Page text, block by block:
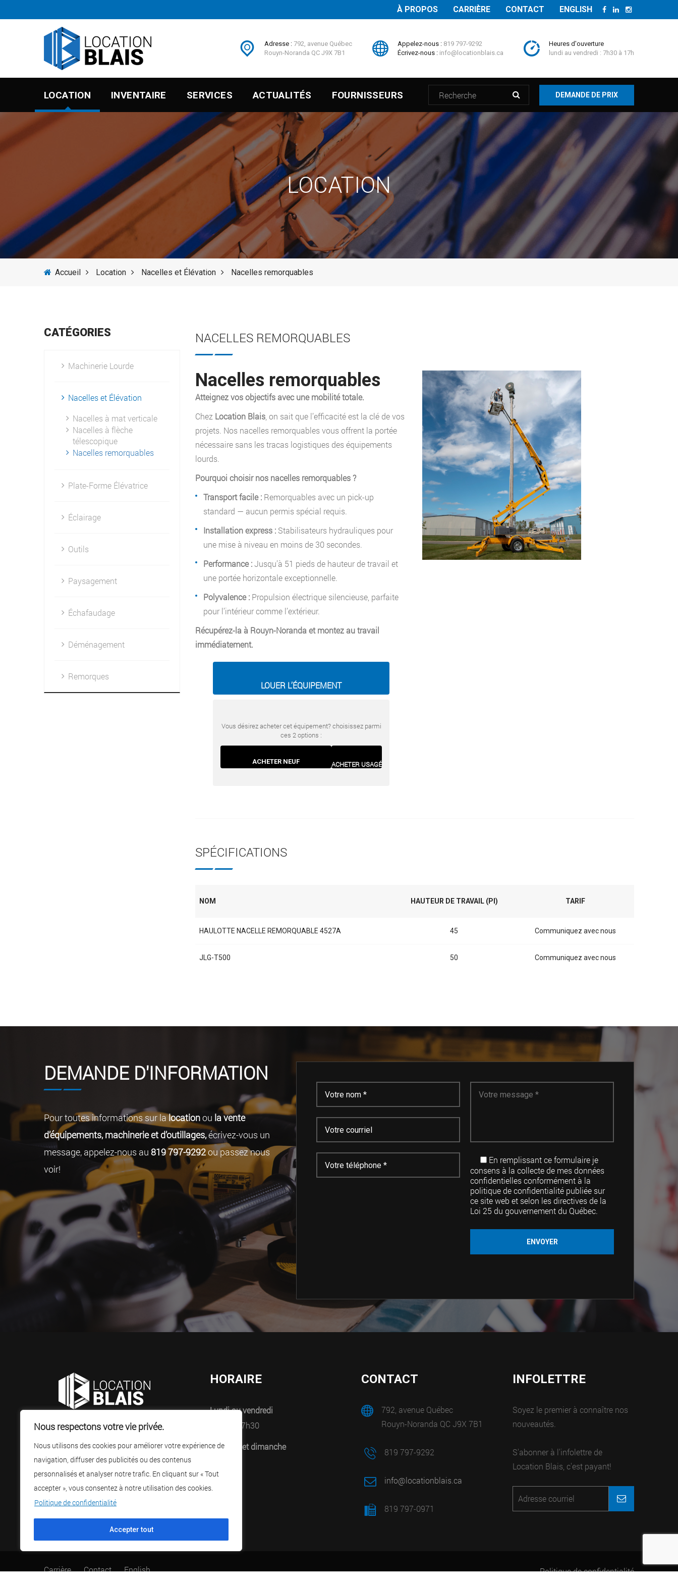
Nous respectons votre vie privée.
Nous utilisons des cookies pour améliorer votre expérience de
navigation, diffuser des publicités ou des contenus
personnalisés et analyser notre trafic. En cliquant sur « Tout
accepter », vous consentez à notre utilisation des cookies.
Politique de confidentialité
Accepter tout
À PROPOS CARRIÈRE CONTACT ENGLISH
Adresse : 792, avenue Québec
Rouyn-Noranda QC J9X 7B1
Appelez-nous : 819 797-9292
Écrivez-nous : info@locationblais.ca
Heures d'ouverture
lundi au vendredi : 7h30 à 17h
LOCATION INVENTAIRE SERVICES ACTUALITÉS FOURNISSEURS DEMANDE DE PRIX
LOCATION
Accueil Location Nacelles et Élévation Nacelles remorquables
CATÉGORIES
Machinerie Lourde
Nacelles et Élévation
Nacelles à mat verticale
Nacelles à flèche
télescopique
Nacelles remorquables
Plate-Forme Élévatrice
Éclairage
Outils
Paysagement
Échafaudage
Déménagement
Remorques
NACELLES REMORQUABLES
Nacelles remorquables
Atteignez vos objectifs avec une mobilité totale.
Chez Location Blais , on sait que l’efficacité est la clé de vos
projets. Nos nacelles remorquables vous offrent la portée
nécessaire sans les tracas logistiques des équipements
lourds.
Pourquoi choisir nos nacelles remorquables ?
Transport facile : Remorquables avec un pick-up
standard — aucun permis spécial requis.
Installation express : Stabilisateurs hydrauliques pour
une mise à niveau en moins de 30 secondes.
Performance :Jusqu’à 51 pieds de hauteur de travail et
une portée horizontale exceptionnelle.
Polyvalence : Propulsion électrique silencieuse, parfaite
pour l’intérieur comme l’extérieur.
Récupérez-la à Rouyn-Noranda et montez au travail
immédiatement.
LOUER L’ÉQUIPEMENT
Vous désirez acheter cet équipement? choisissez parmi
ces 2 options :
ACHETER NEUF ACHETER USAGÉ
SPÉCIFICATIONS
NOM HAUTEUR DE TRAVAIL (PI) TARIF
HAULOTTE NACELLE REMORQUABLE 4527A 45 Communiquez avec nous
JLG-T500 50 Communiquez avec nous
DEMANDE D'INFORMATION
Pour toutes informations sur lalocationou la vente
d’équipements, machinerie et d’outillages,écrivez-vous un
message, appelez-nous au 819 797-9292ou passez nous
voir!
En remplissant ce formulaire je
consens à la collecte de mes données
confidentielles conformément à la
politique de confidentialité publiée sur
ce site web et selon les directives de la
Loi 25 du gouvernement du Québec.
vente d’équipements, de machinerie
et d’outillages.
HORAIRE
Lundi au vendredi
7h30 à 17h30
Samedi et dimanche
CONTACT
792, avenue Québec
Rouyn-Noranda QC J9X 7B1
819 797-9292
info@locationblais.ca
819 797-0971
INFOLETTRE
Soyez le premier à connaître nos
nouveautés.
S'abonner à l'infolettre de
Location Blais, c'est payant!
Carrière Contact English
Politique de confidentialité